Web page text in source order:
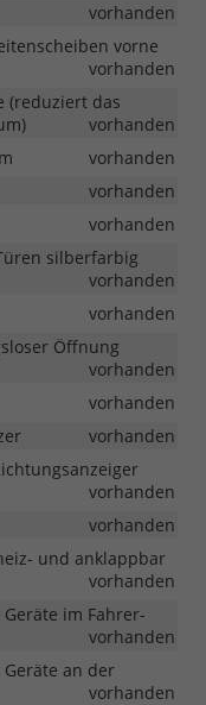
vorhanden
vorne
vorhanden
(reduziert das
vorhanden
vorhanden
vorhanden
vorhanden
silberfarbig
vorhanden
vorhanden
Öffnung
vorhanden
vorhanden
vorhanden
vorhanden
vorhanden
und anklappbar
vorhanden
im Fahrer-
vorhanden
Geräte an der
vorhanden